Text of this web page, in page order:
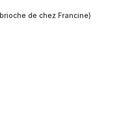
de chez Francine)